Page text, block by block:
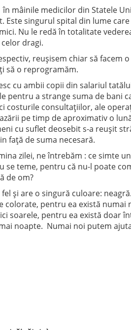
mâinile medicilor din Statele
singurul spital din lume care
Nu le redă în totalitate
dragi.
reuşisem chiar să facem
să o reprogramăm.
cu ambii copii din salariul
pentru a strange suma de bani
costurile consultaţiilor, ale
pe timp de aproximativ o
cu suflet deosebit s-a reuşit
faţă de suma necesară.
zilei, ne întrebăm : ce simte
se teme, pentru că nu-l poate
de om?
şi are o singură culoare:
colorate, pentru ea există numai
soarele, pentru ea există doar
noapte. Numai noi putem